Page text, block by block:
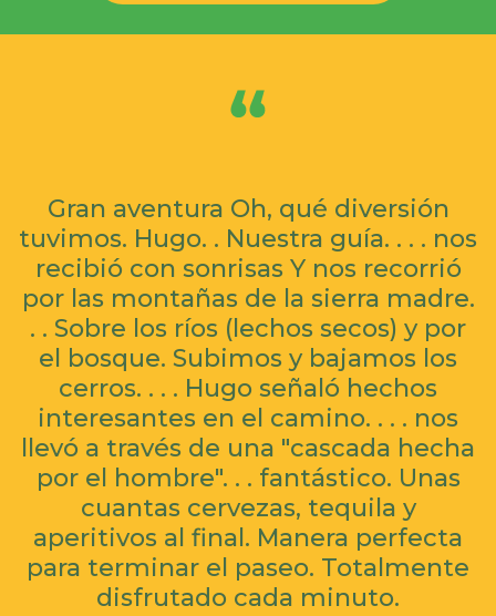
Gran aventura Oh, qué diversión
tuvimos. Hugo. . Nuestra guía. . . . nos
recibió con sonrisas Y nos recorrió
por las montañas de la sierra madre.
. . Sobre los ríos (lechos secos) y por
el bosque. Subimos y bajamos los
cerros. . . . Hugo señaló hechos
interesantes en el camino. . . . nos
llevó a través de una "cascada hecha
por el hombre". . . fantástico. Unas
cuantas cervezas, tequila y
aperitivos al final. Manera perfecta
para terminar el paseo. Totalmente
disfrutado cada minuto.